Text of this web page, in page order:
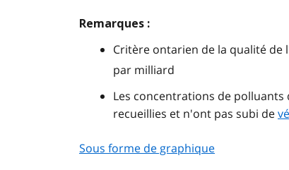
Remarques :
Critère ontarien de la qualité de
par milliard
Les concentrations de
recueillies et n'ont pas subi de
Sous forme de graphique